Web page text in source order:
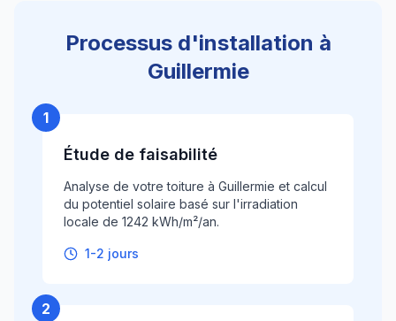
Processus d'installation à
Guillermie
1
Étude de faisabilité
Analyse de votre toiture à Guillermie et calcul
du potentiel solaire basé sur l'irradiation
locale de 1242 kWh/m²/an.
1-2 jours
2